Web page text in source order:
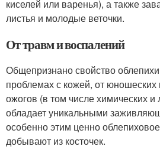
киселей или варенья), а также
листья и молодые веточки.
От травм и воспалений
Общепризнано свойство
проблемах с кожей, от
ожогов (в том числе химических
обладает уникальными
особенно этим ценно
добывают из косточек.